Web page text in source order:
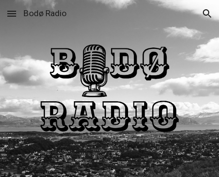
Skip to main content Skip to navigation
Bodø Radio